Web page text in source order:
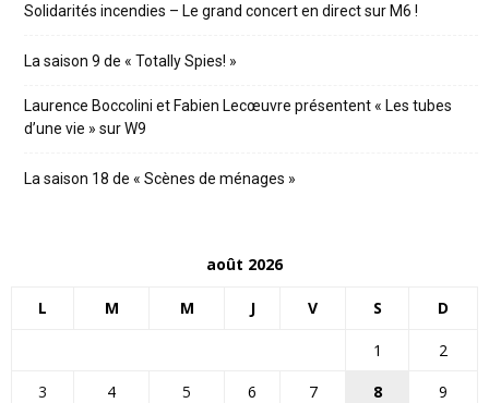
Solidarités incendies – Le grand concert en direct sur M6 !
La saison 9 de « Totally Spies! »
Laurence Boccolini et Fabien Lecœuvre présentent « Les tubes
d’une vie » sur W9
La saison 18 de « Scènes de ménages »
août 2026
L M M J V S D
1
2
3
4 5 6 7 8
9